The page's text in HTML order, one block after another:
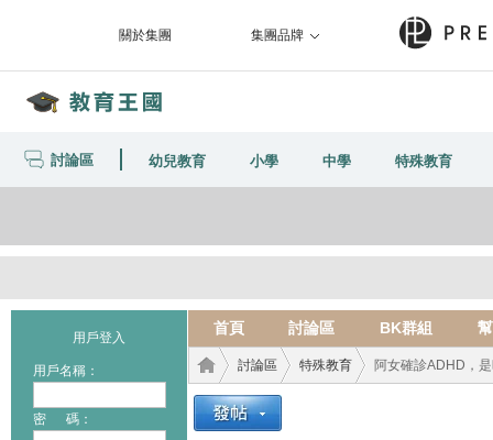
關於集團 集團品牌
討論區 幼兒教育 小學 中學 特殊教育
用戶登入
用戶名稱：
密 碼：
首頁 討論區 BK群組
討論區 特殊教育 阿女確診ADHD，